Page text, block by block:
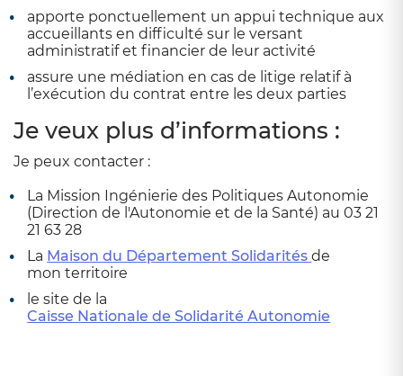
apporte ponctuellement un appui technique aux
accueillants en difficulté sur le versant
administratif et financier de leur activité
assure une médiation en cas de litige relatif à
l’exécution du contrat entre les deux parties
Je veux plus d’informations :
Je peux contacter :
La Mission Ingénierie des Politiques Autonomie
(Direction de l'Autonomie et de la Santé) au 03 21
21 63 28
La Maison du Département Solidaritésde
mon territoire
le site de la
Caisse Nationale de Solidarité Autonomie